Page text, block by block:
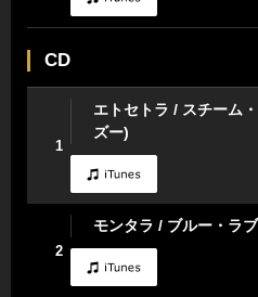
CD
1
エトセトラ / スチーム
ズー)
2
モンタラ / ブルー・ラ